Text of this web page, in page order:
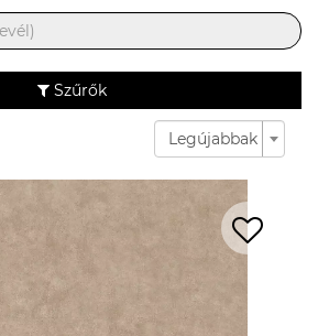
Szűrők
Legújabbak